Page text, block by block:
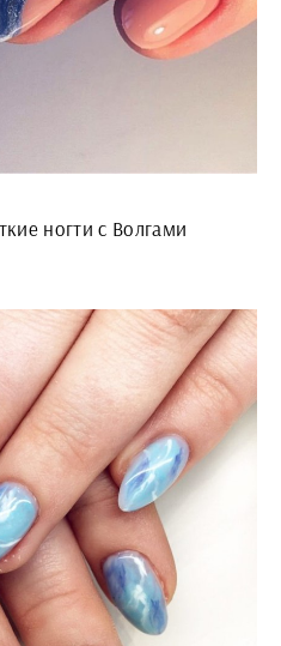
ногти с Волгами